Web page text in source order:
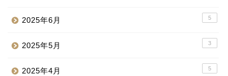
2025年6月 5
2025年5月 3
2025年4月 5